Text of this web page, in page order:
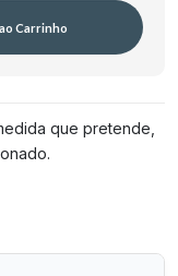
Carrinho
que pretende,